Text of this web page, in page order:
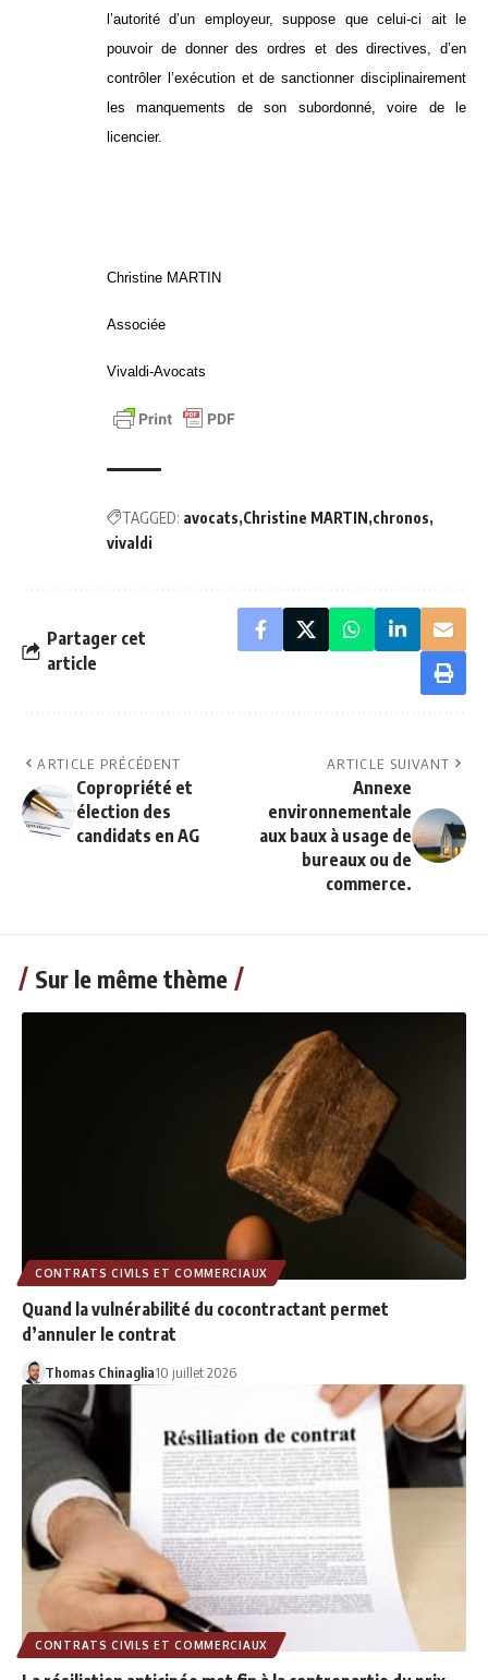
l’autorité d’un employeur, suppose que celui-ci ait le
pouvoir de donner des ordres et des directives, d’en
contrôler l’exécution et de sanctionner disciplinairement
les manquements de son subordonné, voire de le
licencier.
Christine MARTIN
Associée
Vivaldi-Avocats
TAGGED: avocats Christine MARTIN chronos
vivaldi
Partager cet
article
ARTICLE PRÉCÉDENT
Copropriété et
élection des
candidats en AG
ARTICLE SUIVANT
Annexe
environnementale
aux baux à usage de
bureaux ou de
commerce.
Sur le même thème
CONTRATS CIVILS ET COMMERCIAUX
Quand la vulnérabilité du cocontractant permet
d’annuler le contrat
Thomas Chinaglia10 juillet 2026
CONTRATS CIVILS ET COMMERCIAUX